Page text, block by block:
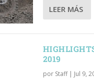
LEER MÁS
2019
por Staff| Jul 9,